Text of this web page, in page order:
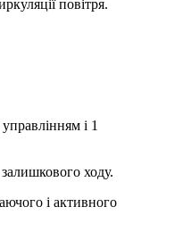
повітря.
і 1
ходу.
і активного